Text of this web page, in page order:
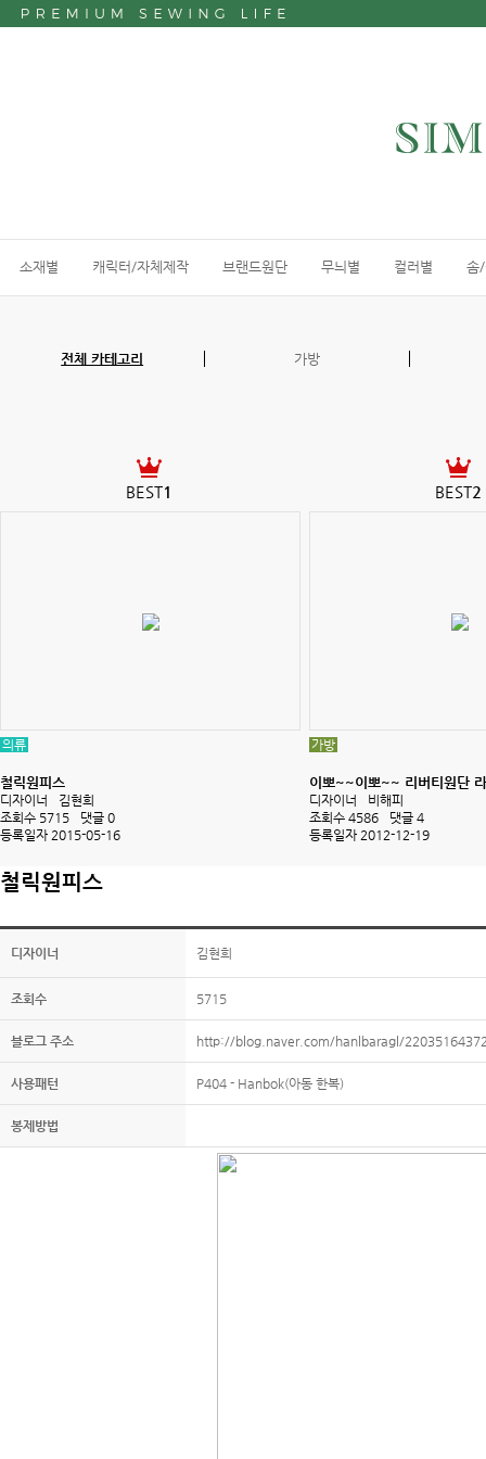
소재별 캐릭터/자체제작 브랜드원단 무늬별 컬러별 솜
전체 카테고리 가방
BEST1
의류
철릭원피스
디자이너
김현희
조회수 5715
댓글 0
등록일자 2015-05-16
BEST2
가방
이뽀~~이뽀~~ 리버티원단
디자이너
비해피
조회수 4586
댓글 4
등록일자 2012-12-19
철릭원피스
디자이너 김현희
조회수 5715
블로그 주소 http://blog.naver.com/hanlbaragl/
사용패턴 P404 - Hanbok(아동 한복)
봉제방법